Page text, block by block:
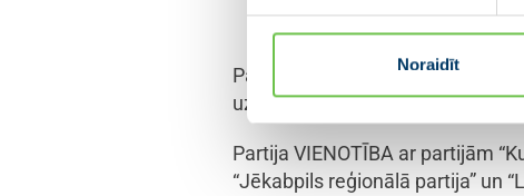
Noraidīt
Pagājušajā gadā partija
uzņemšanu tiek izskatīti katrā
Partija VIENOTĪBA ar partijām
“Jēkabpils reģionālā partija” un